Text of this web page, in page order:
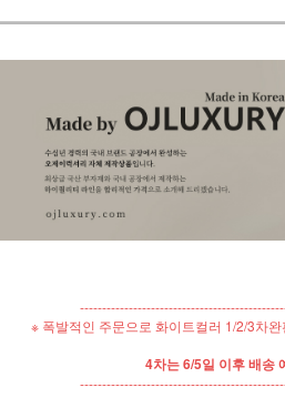
※ 폭발적인 주문으로 화이트컬러 1/2/3차
4차는 6/5일 이후 배송